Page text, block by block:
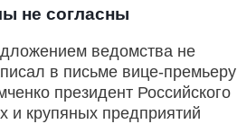
не согласны
ведомства не
в письме вице-премьеру
президент Российского
и крупяных предприятий